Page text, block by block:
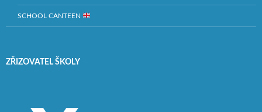
SCHOOL CANTEEN
ZŘIZOVATEL ŠKOLY